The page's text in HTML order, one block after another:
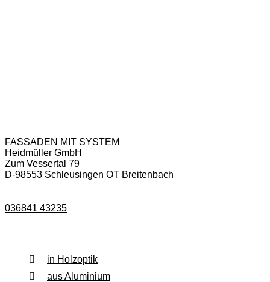
FASSADEN MIT SYSTEM
Heidmüller GmbH
Zum Vessertal 79
D-98553 Schleusingen OT Breitenbach
036841 43235
in Holzoptik
aus Aluminium